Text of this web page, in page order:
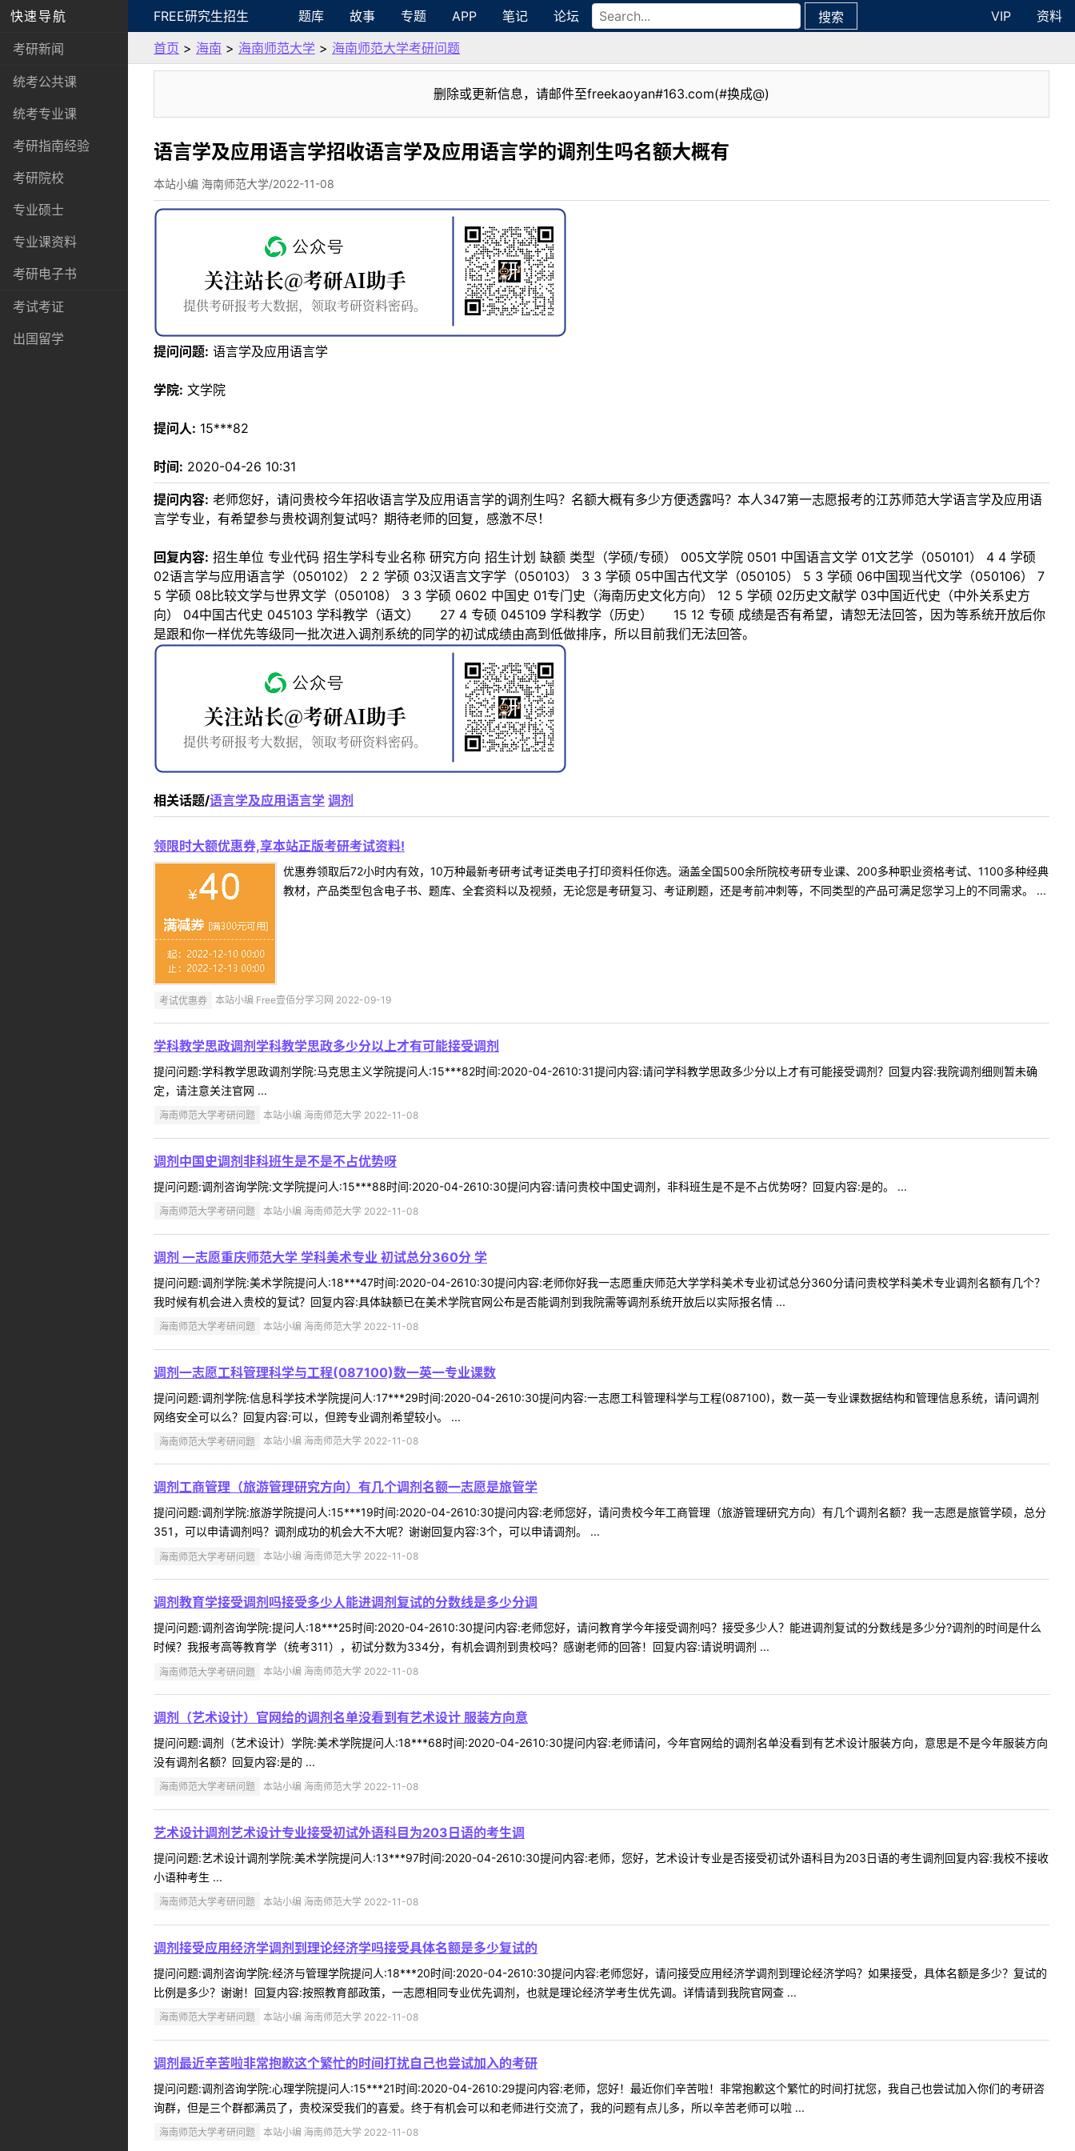
快速导航
考研新闻
统考公共课
统考专业课
考研指南经验
考研院校
专业硕士
专业课资料
考研电子书
考试考证
出国留学
FREE研究生招生 题库 故事 专题 APP 笔记 论坛 搜索 VIP
资料
首页 > 海南 > 海南师范大学 > 海南师范大学考研问题
删除或更新信息，请邮件至freekaoyan#163.com(#换成@)
语言学及应用语言学招收语言学及应用语言学的调剂生吗名额大概有
本站小编 海南师范大学/2022-11-08
提问问题: 语言学及应用语言学
学院: 文学院
提问人: 15***82
时间: 2020-04-26 10:31
提问内容: 老师您好，请问贵校今年招收语言学及应用语言学的调剂生吗？名额大概有多少方便透露吗？本人347第一志愿报考的江苏师范大学语言学及应用语
言学专业，有希望参与贵校调剂复试吗？期待老师的回复，感激不尽！
回复内容: 招生单位 专业代码 招生学科专业名称 研究方向 招生计划 缺额 类型（学硕/专硕） 005文学院 0501 中国语言文学 01文艺学（050101） 4 4 学硕
02语言学与应用语言学（050102） 2 2 学硕 03汉语言文字学（050103） 3 3 学硕 05中国古代文学（050105） 5 3 学硕 06中国现当代文学（050106） 7
5 学硕 08比较文学与世界文学（050108） 3 3 学硕 0602 中国史 01专门史（海南历史文化方向） 12 5 学硕 02历史文献学 03中国近代史（中外关系史方
向） 04中国古代史 045103 学科教学（语文） 27 4 专硕 045109 学科教学（历史） 15 12 专硕 成绩是否有希望，请恕无法回答，因为等系统开放后你
是跟和你一样优先等级同一批次进入调剂系统的同学的初试成绩由高到低做排序，所以目前我们无法回答。
相关话题/语言学及应用语言学 调剂
领限时大额优惠券,享本站正版考研考试资料!
优惠券领取后72小时内有效，10万种最新考研考试考证类电子打印资料任你选。涵盖全国500余所院校考研专业课、200多种职业资格考试、1100多种经典
教材，产品类型包含电子书、题库、全套资料以及视频，无论您是考研复习、考证刷题，还是考前冲刺等，不同类型的产品可满足您学习上的不同需求。 ...
考试优惠券 本站小编 Free壹佰分学习网 2022-09-19
学科教学思政调剂学科教学思政多少分以上才有可能接受调剂
提问问题:学科教学思政调剂学院:马克思主义学院提问人:15***82时间:2020-04-2610:31提问内容:请问学科教学思政多少分以上才有可能接受调剂？回复内容:我院调剂细则暂未确
定，请注意关注官网 ...
海南师范大学考研问题 本站小编 海南师范大学 2022-11-08
调剂中国史调剂非科班生是不是不占优势呀
提问问题:调剂咨询学院:文学院提问人:15***88时间:2020-04-2610:30提问内容:请问贵校中国史调剂，非科班生是不是不占优势呀？回复内容:是的。 ...
海南师范大学考研问题 本站小编 海南师范大学 2022-11-08
调剂 一志愿重庆师范大学 学科美术专业 初试总分360分 学
提问问题:调剂学院:美术学院提问人:18***47时间:2020-04-2610:30提问内容:老师你好我一志愿重庆师范大学学科美术专业初试总分360分请问贵校学科美术专业调剂名额有几个？
我时候有机会进入贵校的复试？回复内容:具体缺额已在美术学院官网公布是否能调剂到我院需等调剂系统开放后以实际报名情 ...
海南师范大学考研问题 本站小编 海南师范大学 2022-11-08
调剂一志愿工科管理科学与工程(087100)数一英一专业课数
提问问题:调剂学院:信息科学技术学院提问人:17***29时间:2020-04-2610:30提问内容:一志愿工科管理科学与工程(087100)，数一英一专业课数据结构和管理信息系统，请问调剂
网络安全可以么？回复内容:可以，但跨专业调剂希望较小。 ...
海南师范大学考研问题 本站小编 海南师范大学 2022-11-08
调剂工商管理（旅游管理研究方向）有几个调剂名额一志愿是旅管学
提问问题:调剂学院:旅游学院提问人:15***19时间:2020-04-2610:30提问内容:老师您好，请问贵校今年工商管理（旅游管理研究方向）有几个调剂名额？我一志愿是旅管学硕，总分
351，可以申请调剂吗？调剂成功的机会大不大呢？谢谢回复内容:3个，可以申请调剂。 ...
海南师范大学考研问题 本站小编 海南师范大学 2022-11-08
调剂教育学接受调剂吗接受多少人能进调剂复试的分数线是多少分调
提问问题:调剂咨询学院:提问人:18***25时间:2020-04-2610:30提问内容:老师您好，请问教育学今年接受调剂吗？接受多少人？能进调剂复试的分数线是多少分?调剂的时间是什么
时候？我报考高等教育学（统考311），初试分数为334分，有机会调剂到贵校吗？感谢老师的回答！回复内容:请说明调剂 ...
海南师范大学考研问题 本站小编 海南师范大学 2022-11-08
调剂（艺术设计）官网给的调剂名单没看到有艺术设计 服装方向意
提问问题:调剂（艺术设计）学院:美术学院提问人:18***68时间:2020-04-2610:30提问内容:老师请问，今年官网给的调剂名单没看到有艺术设计服装方向，意思是不是今年服装方向
没有调剂名额？回复内容:是的 ...
海南师范大学考研问题 本站小编 海南师范大学 2022-11-08
艺术设计调剂艺术设计专业接受初试外语科目为203日语的考生调
提问问题:艺术设计调剂学院:美术学院提问人:13***97时间:2020-04-2610:30提问内容:老师，您好，艺术设计专业是否接受初试外语科目为203日语的考生调剂回复内容:我校不接收
小语种考生 ...
海南师范大学考研问题 本站小编 海南师范大学 2022-11-08
调剂接受应用经济学调剂到理论经济学吗接受具体名额是多少复试的
提问问题:调剂咨询学院:经济与管理学院提问人:18***20时间:2020-04-2610:30提问内容:老师您好，请问接受应用经济学调剂到理论经济学吗？如果接受，具体名额是多少？复试的
比例是多少？谢谢！回复内容:按照教育部政策，一志愿相同专业优先调剂，也就是理论经济学考生优先调。详情请到我院官网查 ...
海南师范大学考研问题 本站小编 海南师范大学 2022-11-08
调剂最近辛苦啦非常抱歉这个繁忙的时间打扰自己也尝试加入的考研
提问问题:调剂咨询学院:心理学院提问人:15***21时间:2020-04-2610:29提问内容:老师，您好！最近你们辛苦啦！非常抱歉这个繁忙的时间打扰您，我自己也尝试加入你们的考研咨
询群，但是三个群都满员了，贵校深受我们的喜爱。终于有机会可以和老师进行交流了，我的问题有点儿多，所以辛苦老师可以啦 ...
海南师范大学考研问题 本站小编 海南师范大学 2022-11-08